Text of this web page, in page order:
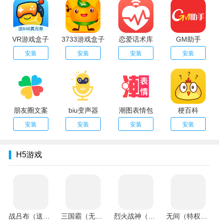
VR游戏盒子
安装
3733游戏盒子
安装
恋爱话术库
安装
GM助手
安装
朋友圈文案
安装
biu变声器
安装
潮图表情包
安装
梗百科
安装
H5游戏